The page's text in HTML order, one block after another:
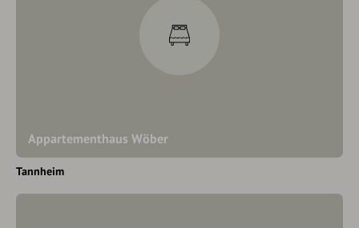
Appartementhaus Wöber
Tannheim